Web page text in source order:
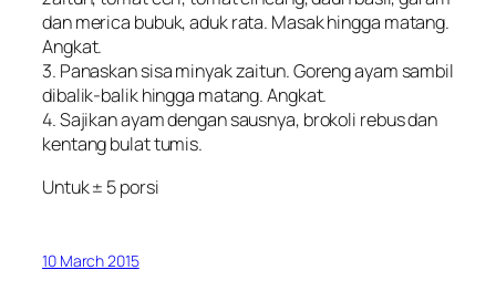
dan merica bubuk, aduk rata. Masak hingga matang.
Angkat.
3. Panaskan sisa minyak zaitun. Goreng ayam sambil
dibalik-balik hingga matang. Angkat.
4. Sajikan ayam dengan sausnya, brokoli rebus dan
kentang bulat tumis.
Untuk ± 5 porsi
10 March 2015